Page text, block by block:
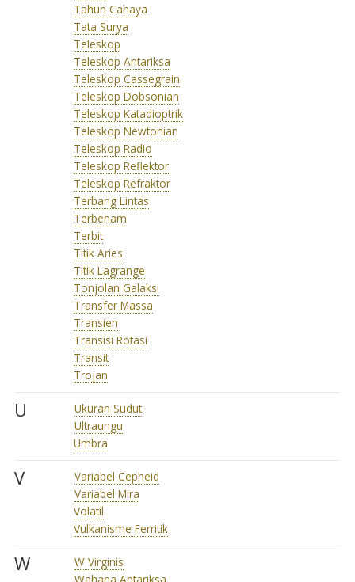
Tahun Cahaya
Tata Surya
Teleskop
Teleskop Antariksa
Teleskop Cassegrain
Teleskop Dobsonian
Teleskop Katadioptrik
Teleskop Newtonian
Teleskop Radio
Teleskop Reflektor
Teleskop Refraktor
Terbang Lintas
Terbenam
Terbit
Titik Aries
Titik Lagrange
Tonjolan Galaksi
Transfer Massa
Transien
Transisi Rotasi
Transit
Trojan
U
Ukuran Sudut
Ultraungu
Umbra
V
Variabel Cepheid
Variabel Mira
Volatil
Vulkanisme Ferritik
W
W Virginis
Wahana Antariksa